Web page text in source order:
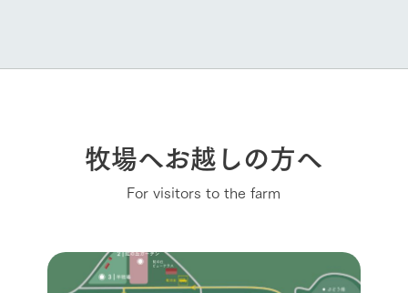
牧場へお越しの方へ
For visitors to the farm